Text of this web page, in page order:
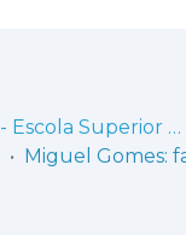
ESTC - Escola Superior de Teatro e Cinema